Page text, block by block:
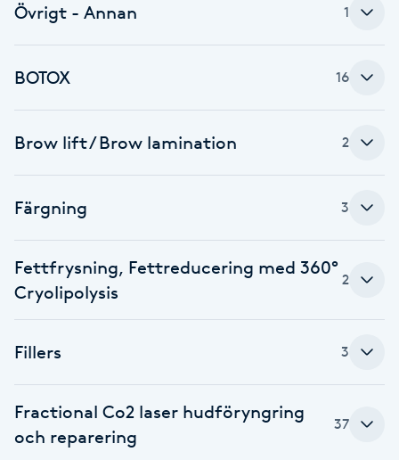
Brynplockning
Coachning
Color correction
Cryoterapi
D
Damklippning
Dermapen
Övrigt - Annan 1
BOTOX 16
Brow lift / Brow lamination 2
Färgning 3
Fettfrysning, Fettreducering med 360°
Cryolipolysis
2
Fillers 3
Fractional Co2 laser hudföryngring
och reparering
37